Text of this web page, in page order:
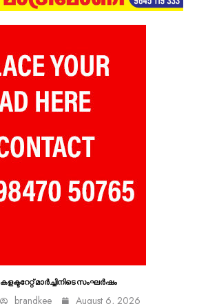
കളക്ടറേറ്റ് മാർച്ചിനിടെ സംഘർഷം
brandkee August 6, 2026